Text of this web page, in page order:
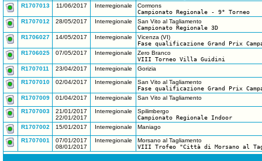
R1707013
11/06/2017 Interregionale
Cormons
Campionato Regionale - 9° Torneo
R1707012
28/05/2017 Interregionale
San Vito al Tagliamento
Campionato Regionale 3D
R1706027
14/05/2017 Interregionale
Vicenza (VI)
Fase qualificazione Grand Prix
R1706025
07/05/2017 Interregionale
Zero Branco
VIII Torneo Villa Guidini
R1707011
23/04/2017 Interregionale Gorizia
R1707010 02/04/2017 Interregionale
San Vito al Tagliamento
Fase qualificazione Grand Prix
R1707009
01/04/2017 Interregionale San Vito al Tagliamento
R1707003
21/01/2017
22/01/2017
Interregionale
Spilimbergo
Campionato Regionale Indoor
R1707002
15/01/2017 Interregionale Maniago
R1707001
07/01/2017
08/01/2017
Interregionale
Morsano al Tagliamento
VIII Trofeo "Città di Morsano al